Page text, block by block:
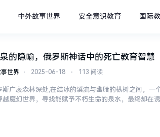
中外故事世界 安全意识教育 国际
的隐喻，俄罗斯神话中的死亡教育智慧
世界 ⋅ 2025-06-18 ⋅ 113 阅读
斯广袤森林深处,在结冰的溪流与幽暗的枞树之间，一
越魔幻世界，寻找能赋予不朽生命的泉水，最终却在